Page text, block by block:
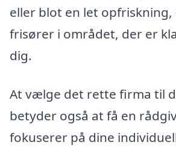
eller blot en let
frisører i området, der er
dig.
At vælge det rette firma til
betyder også at få en
fokuserer på dine